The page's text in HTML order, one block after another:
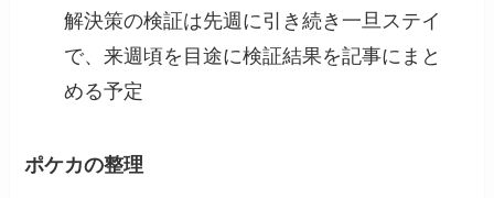
解決策の検証は先週に引き続き一旦ステイ
で、来週頃を目途に検証結果を記事にまと
める予定
ポケカの整理